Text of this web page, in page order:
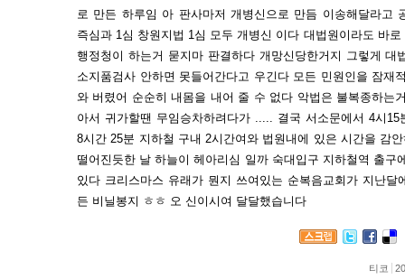
로 만든 하루임 아 판사마저 개병신으로 만듬 이송해달라고
즉심과 1심 창원지법 1심 모두 개병신 이다 대법원이라도 바
행정청이 하는거 묻지마 판결하다 개망신당한거지 그렇게
소지품검사 안하면 못들어간다고 우긴다 모든 민원인을 잠재
와 버렸어 순순히 내몸을 내어 줄 수 없다 악법은 불복종하는
아서 귀가할땐 무임승차하려다가 ..... 결국 서소문에서 4시
8시간 25분 지하철 구내 2시간여와 법원내에 있은 시간을 감
떨어진듯한 날 하늘이 헤아리심 일까 숙대입구 지하철역 출구
있다 크리스마스 유래가 뭔지 쓰여있는 순복음교회가 지난
든 비닐봉지 ㅎㅎ 오 신이시여 달달했습니다
티코